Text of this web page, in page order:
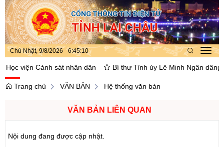
Chủ Nhật, 9/8/2026 6:45:10
viện Cảnh sát nhân dân Bí thư Tỉnh ủy Lê Minh Ngân dâng
Trang chủ VĂN BẢN Hệ thống văn bản
VĂN BẢN LIÊN QUAN
Nội dung đang được cập nhật.